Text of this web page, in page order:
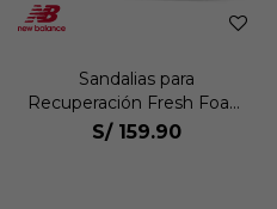
Sandalias para
Recuperación Fresh Foam
Recovery Slide Unisex
S/ 159.90